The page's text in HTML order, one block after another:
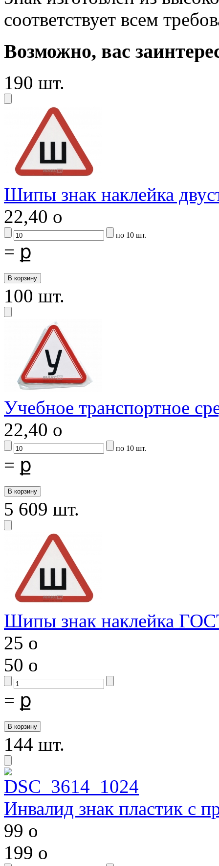
соответствует всем
Возможно, вас
190 шт.
Шипы знак наклейка
22,40 o
по 10 шт.
= ք
100 шт.
Учебное транспортное
22,40 o
по 10 шт.
= ք
5 609 шт.
Шипы знак наклейка
25 o
50 o
= ք
144 шт.
Инвалид знак пластик с
99 o
199 o